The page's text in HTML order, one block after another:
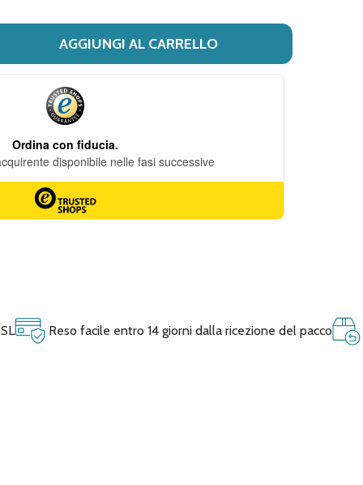
QUADROTTI 50PZ
DI KALUCY QUADROTTI 50PZ
AGGIUNGI AL CARRELLO
Reso facile entro 14 giorni dalla ricezione del pacco